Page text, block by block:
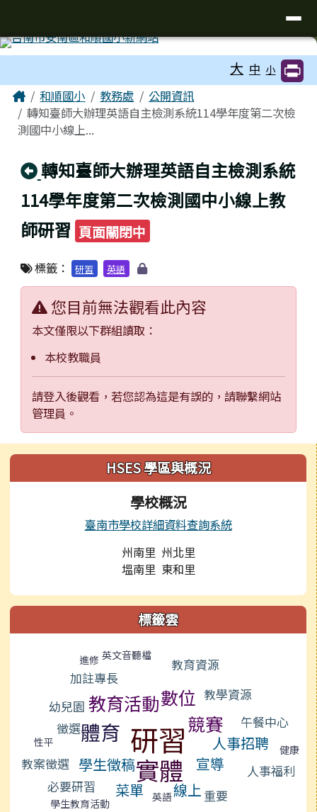
大 中 小
主內容區域
Home和順國小 教務處
公開資訊
轉知臺師大辦理英語自主檢測系統114學年度第二次檢
測國中小線上...
回上頁
轉知臺師大辦理英語自主檢測系統
114學年度第二次檢測國中小線上教
師研習 頁面關閉中
標籤： 研習 英語
您目前無法觀看此內容
本文僅限以下群組讀取：
本校教職員
請登入後觀看，若您認為這是有誤的，請聯繫網站
管理員。
左邊區域內容HSES 學區與概況
學校概況
臺南市學校詳細資料查詢系統
州南里 州北里
塭南里 東和里
標籤雲
進修 英文音聽檔
加註專長
教育資源
幼兒園 教育活動數位 教學資源
徵選體育 研習競賽 午餐中心
性平 人事招聘
教案徵選 學生徵稿實體 宣導
健康
人事福利
必要研習
菜單 英語線上
學生教育活動 重要
頁尾區域